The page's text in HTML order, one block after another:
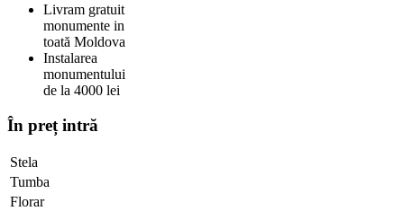
Livram gratuit
monumente in
toată Moldova
Instalarea
monumentului
de la 4000 lei
În preț intră
Stela
Tumba
Florar